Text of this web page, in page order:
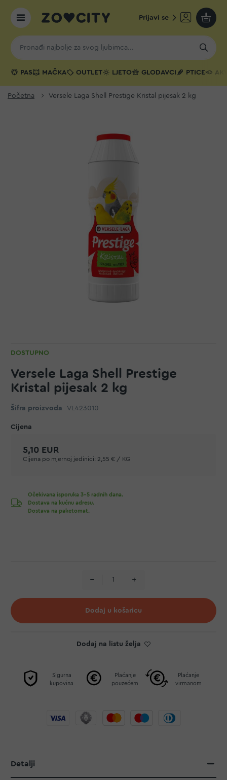
Prijavi se
Moja
PAS MAČKA OUTLET LJETO GLODAVCI PTICE
Početna Versele Laga Shell Prestige Kristal pijesak 2 kg
DOSTUPNO
Versele Laga Shell Prestige
Kristal pijesak 2 kg
Šifra proizvoda VL423010
5,10 EUR
Cijena po mjernoj jedinici: 2,55 € / KG
Očekivana isporuka 3-5 radnih dana.
Dostava na kućnu adresu.
Dostava na paketomat.
Dodaj u košaricu
Dodaj na listu želja
Sigurna
kupovina
Plaćanje
pouzećem
Plaćanje
virmanom
Detalji